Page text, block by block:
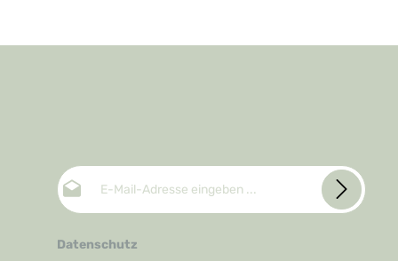
E-Mail-Adresse*
Datenschutz